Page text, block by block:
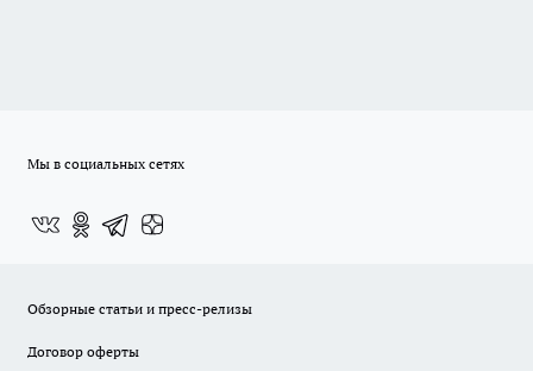
Мы в социальных сетях
Обзорные статьи и пресс-релизы
Договор оферты